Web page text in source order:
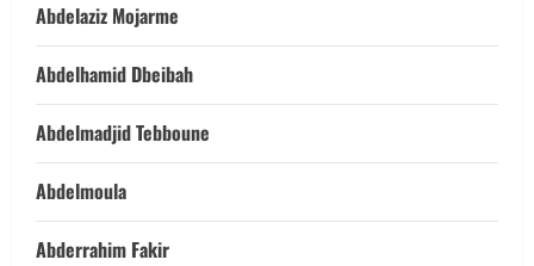
Abdelaziz Mojarme
Abdelhamid Dbeibah
Abdelmadjid Tebboune
Abdelmoula
Abderrahim Fakir